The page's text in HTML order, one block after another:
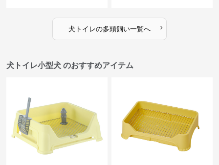
犬トイレの多頭飼い一覧へ ›
犬トイレ小型犬 のおすすめアイテム